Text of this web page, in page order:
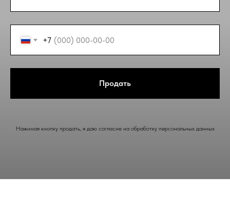
+7
Продать
Нажимая кнопку продать, я даю согласие на обработку персональных данных